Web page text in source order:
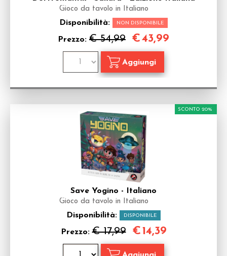
Gioco da tavolo in Italiano
Disponibilità: NON DISPONIBILE
Prezzo: € 54,99 €43,99
Save Yogino - Italiano
Gioco da tavolo in Italiano
Disponibilità: DISPONIBILE
Prezzo:€ 17,99
SCONTO 20%
€14,39